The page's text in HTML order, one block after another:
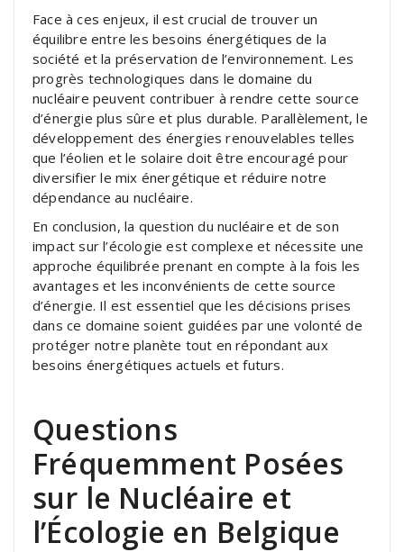
Face à ces enjeux, il est crucial de trouver un
équilibre entre les besoins énergétiques de la
société et la préservation de l’environnement. Les
progrès technologiques dans le domaine du
nucléaire peuvent contribuer à rendre cette source
d’énergie plus sûre et plus durable. Parallèlement, le
développement des énergies renouvelables telles
que l’éolien et le solaire doit être encouragé pour
diversifier le mix énergétique et réduire notre
dépendance au nucléaire.
En conclusion, la question du nucléaire et de son
impact sur l’écologie est complexe et nécessite une
approche équilibrée prenant en compte à la fois les
avantages et les inconvénients de cette source
d’énergie. Il est essentiel que les décisions prises
dans ce domaine soient guidées par une volonté de
protéger notre planète tout en répondant aux
besoins énergétiques actuels et futurs.
Questions
Fréquemment Posées
sur le Nucléaire et
l’Écologie en Belgique